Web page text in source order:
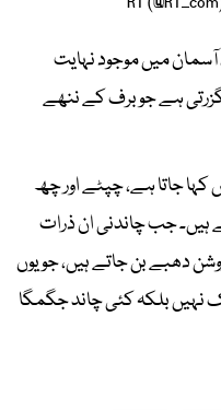
میں موجود نہایت
گزرتی ہے جو برف کے ننھے
کہا جاتا ہے، چپٹے اور چھ
ہیں۔ جب چاندنی ان ذرات
دھبے بن جاتے ہیں، جو یوں
بلکہ کئی چاند جگمگا